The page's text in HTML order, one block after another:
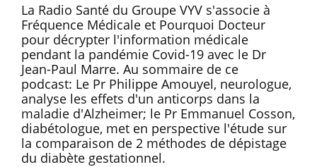
La Radio Santé du Groupe VYV s'associe à
Fréquence Médicale et Pourquoi Docteur
pour décrypter l'information médicale
pendant la pandémie Covid-19 avec le Dr
Jean-Paul Marre. Au sommaire de ce
podcast: Le Pr Philippe Amouyel, neurologue,
analyse les effets d'un anticorps dans la
maladie d'Alzheimer; le Pr Emmanuel Cosson,
diabétologue, met en perspective l'étude sur
la comparaison de 2 méthodes de dépistage
du diabète gestationnel.